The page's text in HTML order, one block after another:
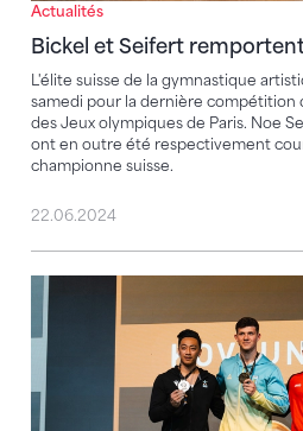
Actualités
Bickel et Seifert
L'élite suisse de la gymnastique
samedi pour la dernière compétition
des Jeux olympiques de Paris. Noe
ont en outre été respectivement
championne suisse.
22.06.2024
Noe Seifert en bronze aux CE